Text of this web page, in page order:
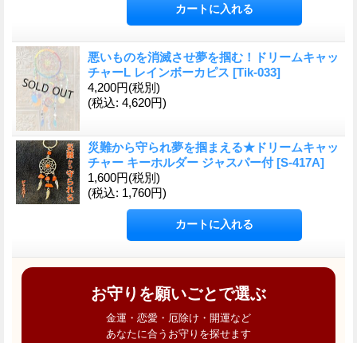
悪いものを消滅させ夢を掴む！ドリームキャッ
チャーL レインボーカピス [Tik-033]
4,200円(税別)
(税込: 4,620円)
災難から守られ夢を掴まえる★ドリームキャッ
チャー キーホルダー ジャスパー付[S-417A]
1,600円(税別)
(税込: 1,760円)
お守りを願いごとで選ぶ
金運・恋愛・厄除け・開運など
あなたに合うお守りを探せます